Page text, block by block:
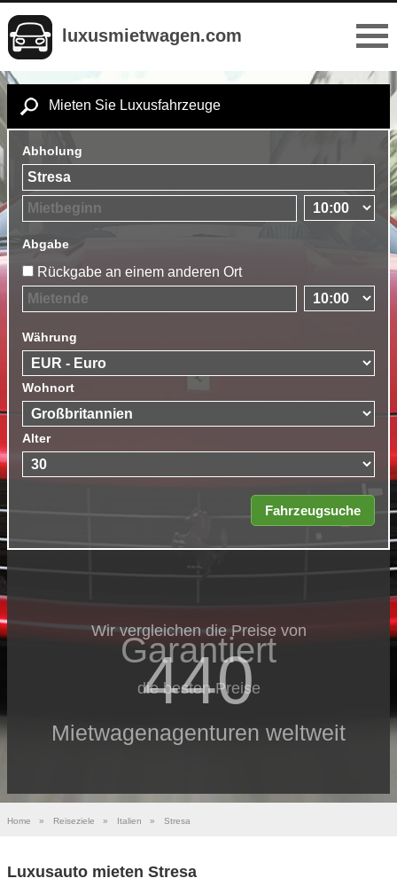
luxusmietwagen.com
Mieten Sie Luxusfahrzeuge
Abholung
Abgabe
Rückgabe an einem anderen Ort
Währung
Wohnort
Alter
Wir vergleichen die Preise von
440
Mietwagenagenturen weltweit
Garantiert
die besten Preise
Home » Reiseziele » Italien » Stresa
Luxusauto mieten Stresa